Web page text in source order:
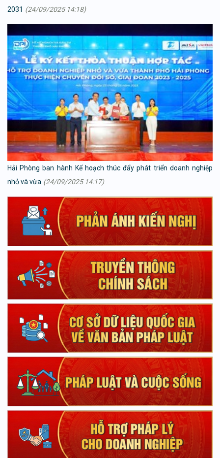
2031 (24/09/2025 14:18)
Hải Phòng ban hành Kế hoạch thúc đẩy phát triển doanh nghiệp
nhỏ và vừa (24/09/2025 14:17)